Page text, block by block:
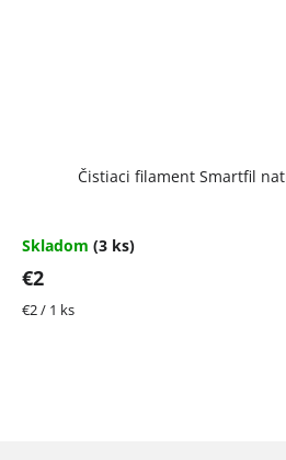
Čistiaci filament Smartfil
Skladom (3 ks)
€2
Jednotková
€2 / 1 ks